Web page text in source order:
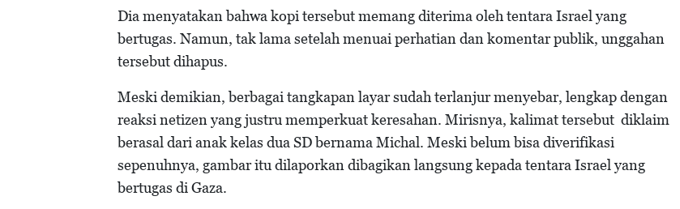
Dia menyatakan bahwa kopi tersebut memang diterima oleh tentara Israel yang
bertugas. Namun, tak lama setelah menuai perhatian dan komentar publik, unggahan
tersebut dihapus.
Meski demikian, berbagai tangkapan layar sudah terlanjur menyebar, lengkap dengan
reaksi netizen yang justru memperkuat keresahan. Mirisnya, kalimat tersebut diklaim
berasal dari anak kelas dua SD bernama Michal. Meski belum bisa diverifikasi
sepenuhnya, gambar itu dilaporkan dibagikan langsung kepada tentara Israel yang
bertugas di Gaza.